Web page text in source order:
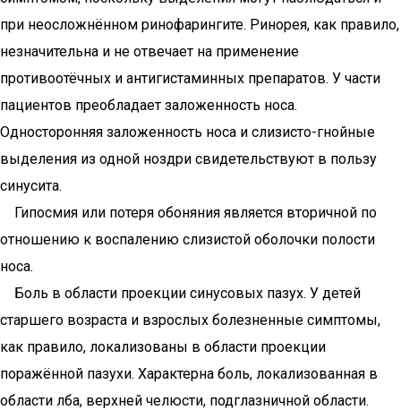
при неосложнённом ринофарингите. Ринорея, как правило,
незначительна и не отвечает на применение
противоотёчных и антигистаминных препаратов. У части
пациентов преобладает заложенность носа.
Односторонняя заложенность носа и слизисто-гнойные
выделения из одной ноздри свидетельствуют в пользу
синусита.
Гипосмия или потеря обоняния является вторичной по
отношению к воспалению слизистой оболочки полости
носа.
Боль в области проекции синусовых пазух. У детей
старшего возраста и взрослых болезненные симптомы,
как правило, локализованы в области проекции
поражённой пазухи. Характерна боль, локализованная в
области лба, верхней челюсти, подглазничной области.